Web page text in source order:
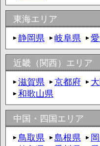
東海エリア
静岡県
岐阜県
近畿（関西）エリア
滋賀県
京都府
和歌山県
中国・四国エリア
鳥取県
島根県